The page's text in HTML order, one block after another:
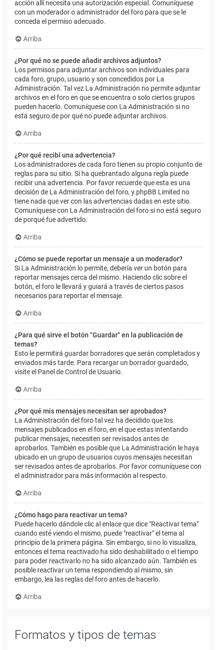
acción allí necesita una autorización especial. Comuníquese
con un moderador o administrador del foro para que se le
conceda el permiso adecuado.
Arriba
¿Por qué no se puede añadir archivos adjuntos?
Los permisos para adjuntar archivos son individuales para
cada foro, grupo, usuario y son concedidos por La
Administración. Tal vez La Administración no permite adjuntar
archivos en el foro en que se encuentra o solo ciertos grupos
pueden hacerlo. Comuníquese con La Administración si no
está seguro de por qué no puede adjuntar archivos.
Arriba
¿Por qué recibí una advertencia?
Los administradores de cada foro tienen su propio conjunto de
reglas para su sitio. Si ha quebrantado alguna regla puede
recibir una advertencia. Por favor recuerde que esta es una
decisión de La Administración del foro, y phpBB Limited no
tiene nada que ver con las advertencias dadas en este sitio.
Comuníquese con La Administración del foro si no está seguro
de porqué fue advertido.
Arriba
¿Cómo se puede reportar un mensaje a un moderador?
Si La Administración lo permite, debería ver un botón para
reportar mensajes cerca del mismo. Haciendo clic sobre el
botón, el foro le llevará y guiará a través de ciertos pasos
necesarios para reportar el mensaje.
Arriba
¿Para qué sirve el botón "Guardar" en la publicación de
temas?
Esto le permitirá guardar borradores que serán completados y
enviados más tarde. Para recargar un borrador guardado,
visite el Panel de Control de Usuario.
Arriba
¿Por qué mis mensajes necesitan ser aprobados?
La Administración del foro tal vez ha decidido que los
mensajes publicados en el foro, en el que estas intentando
publicar mensajes, necesiten ser revisados antes de
aprobarlos. También es posible que La Administración le haya
ubicado en un grupo de usuarios cuyos mensajes necesitan
ser revisados antes de aprobarlos. Por favor comuníquese con
el administrador para más información al respecto.
Arriba
¿Cómo hago para reactivar un tema?
Puede hacerlo dándole clic al enlace que dice "Reactivar tema"
cuando esté viendo el mismo, puede "reactivar" el tema al
principio de la primera página. Sin embargo, si no lo visualiza,
entonces el tema reactivado ha sido deshabilitado o el tiempo
para poder reactivarlo no ha sido alcanzado aún. También es
posible reactivar un tema respondiendo al mismo, sin
embargo, lea las reglas del foro antes de hacerlo.
Arriba
Formatos y tipos de temas